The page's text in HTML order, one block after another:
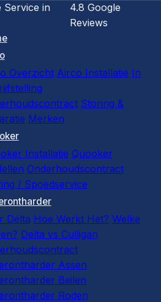
Service in
4.8 Google
Reviews
Overzicht Airco Installatie In
Storing &
Merken
Installatie Quooker
Onderhoudscontract
/ Spoedservice
Delta Hoe Werkt Het? Welke
Delta vs Culligan
Assen
Beilen
Roden